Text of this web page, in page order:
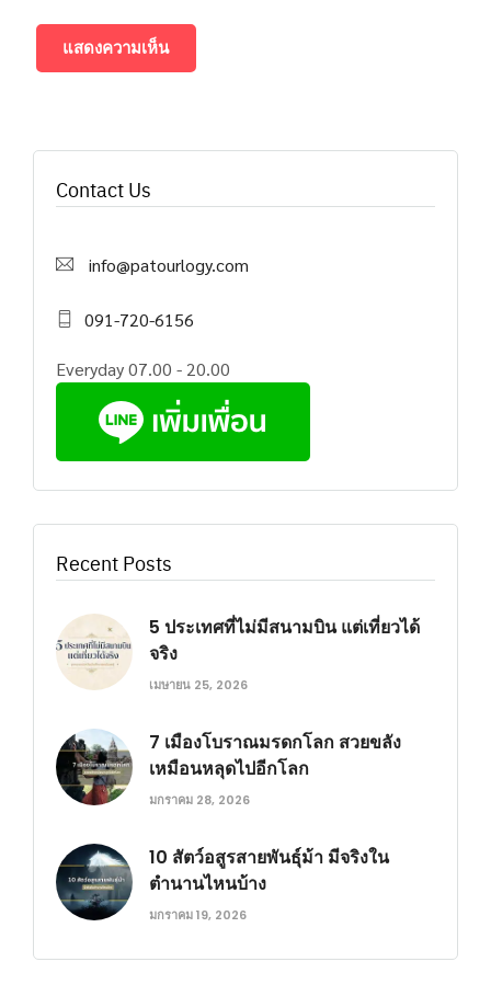
Contact Us
info@patourlogy.com
091-720-6156
Everyday 07.00 - 20.00
Recent Posts
5 ประเทศที่ไม่มีสนามบิน แต่เที่ยวได้
จริง
เมษายน 25, 2026
7 เมืองโบราณมรดกโลก สวยขลัง
เหมือนหลุดไปอีกโลก
มกราคม 28, 2026
10 สัตว์อสูรสายพันธุ์ม้า มีจริงใน
ตำนานไหนบ้าง
มกราคม 19, 2026